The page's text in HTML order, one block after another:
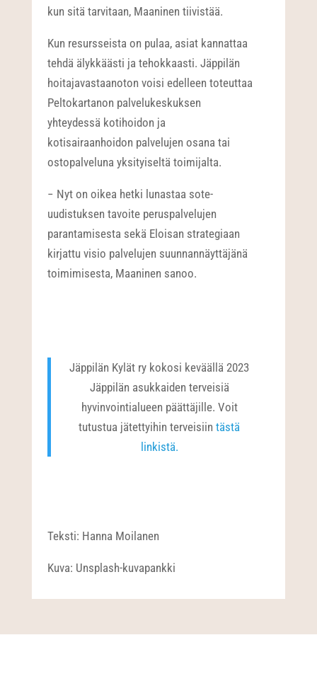
kun sitä tarvitaan, Maaninen tiivistää.
Kun resursseista on pulaa, asiat kannattaa
tehdä älykkäästi ja tehokkaasti. Jäppilän
hoitajavastaanoton voisi edelleen toteuttaa
Peltokartanon palvelukeskuksen
yhteydessä kotihoidon ja
kotisairaanhoidon palvelujen osana tai
ostopalveluna yksityiseltä toimijalta.
− Nyt on oikea hetki lunastaa sote-
uudistuksen tavoite peruspalvelujen
parantamisesta sekä Eloisan strategiaan
kirjattu visio palvelujen suunnannäyttäjänä
toimimisesta, Maaninen sanoo.
Jäppilän Kylät ry kokosi keväällä 2023
Jäppilän asukkaiden terveisiä
hyvinvointialueen päättäjille. Voit
tutustua jätettyihin terveisiin tästä
linkistä.
Teksti: Hanna Moilanen
Kuva: Unsplash-kuvapankki